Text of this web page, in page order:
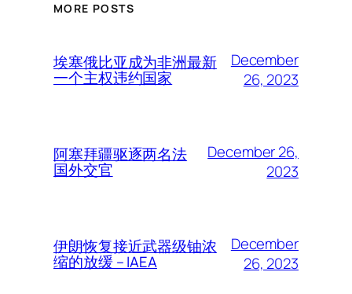
MORE POSTS
埃塞俄比亚成为非洲最新
一个主权违约国家
December
26, 2023
阿塞拜疆驱逐两名法
国外交官
December 26,
2023
伊朗恢复接近武器级铀浓
缩的放缓 – IAEA
December
26, 2023